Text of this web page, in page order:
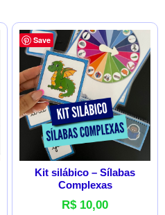
Save
Kit silábico – Sílabas
Complexas
R$10,00